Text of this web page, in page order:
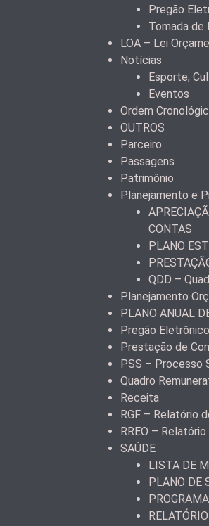
Pregão
Tomada de
LOA – Lei
Notícias
Esporte,
Eventos
Ordem
OUTROS
Parceiro
Passagens
Patrimônio
Planejamento e
CONTAS
PLANO
QDD –
Planejamento
PLANO ANUAL
Pregão Eletrônico
Prestação de
PSS – Processo
Quadro
Receita
RGF – Relatório
RREO –
SAÚDE
LISTA DE
PLANO DE